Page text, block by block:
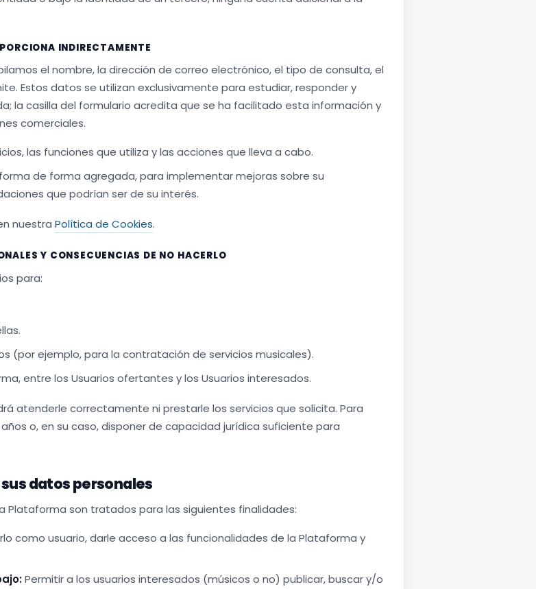
INDIRECTAMENTE
el nombre, la dirección de correo electrónico, el tipo de consulta, el
Estos datos se utilizan exclusivamente para estudiar, responder y
la casilla del formulario acredita que se ha facilitado esta información y
comerciales.
las funciones que utiliza y las acciones que lleva a cabo.
de forma agregada, para implementar mejoras sobre su
que podrían ser de su interés.
nuestra Política de Cookies.
Y CONSECUENCIAS DE NO HACERLO
para:
(por ejemplo, para la contratación de servicios musicales).
entre los Usuarios ofertantes y los Usuarios interesados.
atenderle correctamente ni prestarle los servicios que solicita. Para
o, en su caso, disponer de capacidad jurídica suficiente para
datos personales
Plataforma son tratados para las siguientes finalidades:
como usuario, darle acceso a las funcionalidades de la Plataforma y
Permitir a los usuarios interesados (músicos o no) publicar, buscar y/o